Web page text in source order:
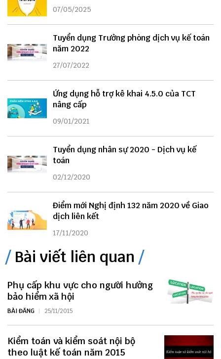
07/05/2025
Tuyển dụng Trưởng phòng dịch vụ kế toán
năm 2022
27/07/2022
Ứng dụng hỗ trợ kê khai 4.5.0 của TCT
nâng cấp
09/01/2021
Tuyển dụng nhân sự 2020 - Dịch vụ kế
toán
02/12/2020
Điểm mới Nghị định 132 năm 2020 về Giao
dịch liên kết
17/11/2020
Bài viết liên quan
Phụ cấp khu vực cho người hưởng
bảo hiểm xã hội
BÀI ĐĂNG 25/11/2015
Kiểm toán và kiểm soát nội bộ
theo luật kế toán năm 2015